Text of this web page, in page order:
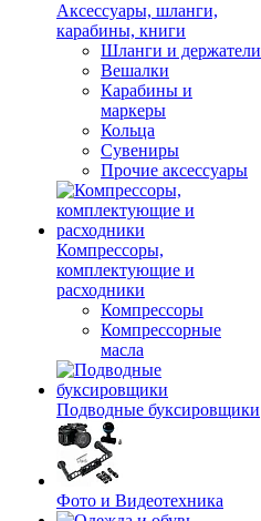
Аксессуары, шланги,
карабины, книги
Шланги и держатели
Вешалки
Карабины и
маркеры
Кольца
Сувениры
Прочие аксессуары
Компрессоры,
комплектующие и
расходники
Компрессоры
Компрессорные
масла
Подводные буксировщики
Фото и Видеотехника